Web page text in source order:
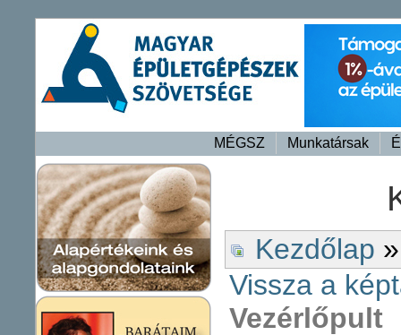
MÉGSZ Munkatársak
Kezdőlap
Vissza a
Vezérlőpult